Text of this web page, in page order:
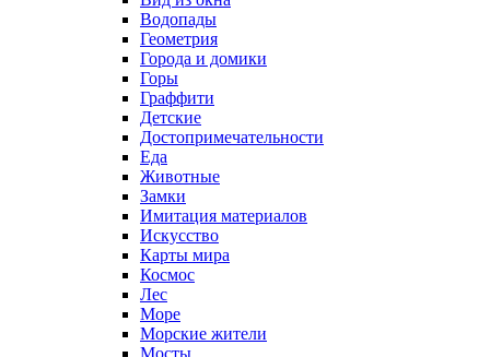
Водопады
Геометрия
Города и домики
Горы
Граффити
Детские
Достопримечательности
Еда
Животные
Замки
Имитация материалов
Искусство
Карты мира
Космос
Лес
Море
Морские жители
Мосты